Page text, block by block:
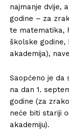
najmanje dvije,
godine – za
te matematika,
školske godine,
akademija),
Saopćeno je da
na dan 1.
godine (za
neće biti stariji
akademiju).